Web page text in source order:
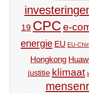
19 CPC e-
energie EU EU-
Hongkong
justitie klimaat